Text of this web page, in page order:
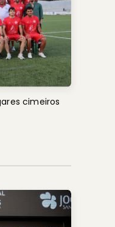
cimeiros